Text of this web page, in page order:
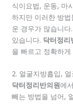
식이요법, 운동, 마
하지만 이러한 방법
운 경우가 많습니다.
있습니다. 닥터정리
을 빠르고 정확하
2. 얼굴지방흡입,
닥터정리반의원에
빼는 방법을 넘어,